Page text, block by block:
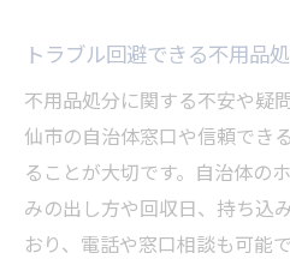
トラブル回避できる不用品
不用品処分に関する不安や疑
仙市の自治体窓口や信頼でき
ることが大切です。自治体の
みの出し方や回収日、持ち込
おり、電話や窓口相談も可能